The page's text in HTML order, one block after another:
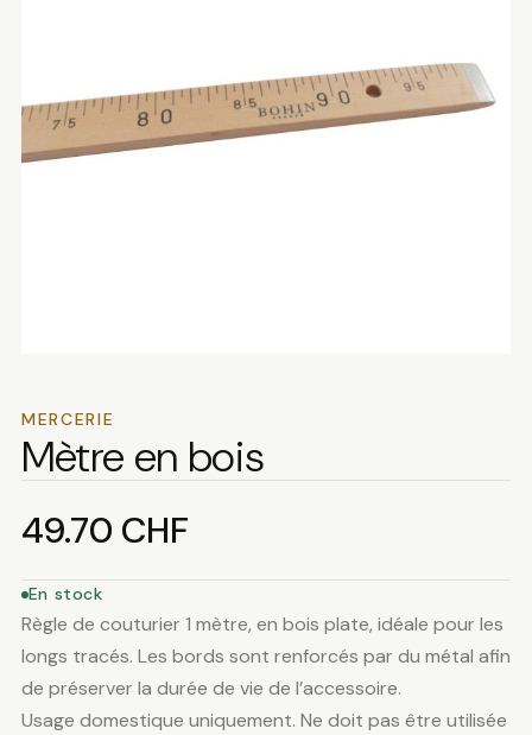
MERCERIE
Mètre en bois
49.70 CHF
En stock
Règle de couturier 1 mètre, en bois plate, idéale pour les
longs tracés. Les bords sont renforcés par du métal afin
de préserver la durée de vie de l’accessoire.
Usage domestique uniquement. Ne doit pas être utilisée